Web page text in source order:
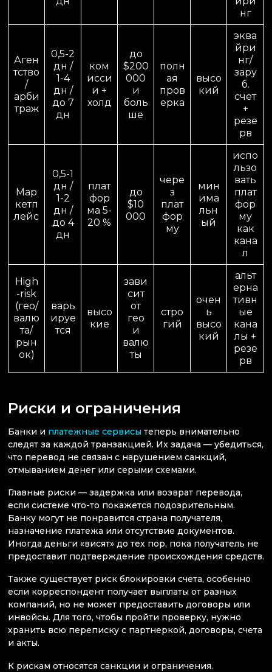
нг
Аген
тство
/
арби
траж
0,5-2
дн /
1-4
дн /
до 7
дн
ком
исси
и +
холд
до
$200
000
и
боль
ше
полн
ая
пров
ерка
высо
кий
эква
йри
нг/
зару
б.
счет
+
резе
рв
Мар
кетп
лейс
0,5-1
дн /
1-2
дн /
до 4
дн
плат
фор
ма 5-
20 %
до
$10
000
чере
з
плат
фор
му
мин
има
льн
ый
испо
льзо
вать
плат
фор
му
как
кана
л
High
-risk
(гео/
валю
та/
рын
ок)
варь
ируе
тся
высо
кие
зави
сит
от
гео
и
валю
ты
стро
гий
очен
ь
высо
кий
альт
ерна
тивн
ые
кана
лы +
резе
рв
Риски и ограничения
Банки и платежные сервисы теперь внимательно
следят за каждой транзакцией. Их задача — убедиться,
что перевод не связан с нарушением санкций,
отмыванием денег или серыми схемами.
Главные риски — задержка или возврат перевода,
если системе что-то покажется подозрительным.
Банку могут не понравится страна получателя,
назначение платежа или отсутствие документов.
Иногда деньги «висят» до тех пор, пока получатель не
предоставит подтверждение происхождения средств.
Также существует риск блокировки счета, особенно
если корреспондент получает выплаты от разных
компаний, но не может предоставить договоры или
инвойсы. Для того, чтобы пройти проверку, нужно
хранить всю переписку с партнеркой, договоры, счета
и акты.
К рискам относятся санкции и ограничения.